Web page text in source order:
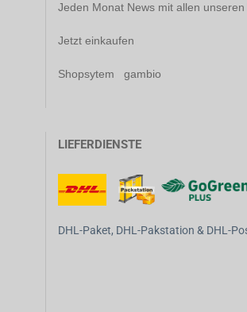
Jeden Monat News mit allen
Jetzt einkaufen
Shopsytem gambio
LIEFERDIENSTE
DHL-Paket, DHL-Pakstation & DHL-